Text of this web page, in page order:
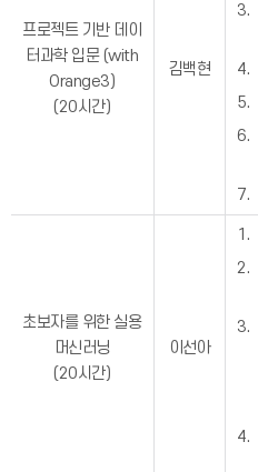
프로젝트 기반 데이
터과학 입문 (with
Orange3)
(20시간)
김백현
초보자를 위한 실용
머신러닝
(20시간)
이선아